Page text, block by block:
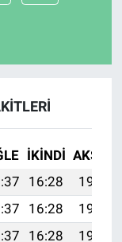
İKINDI AKŞAM
16:28
19:49
16:28
19:48
16:28
19:47